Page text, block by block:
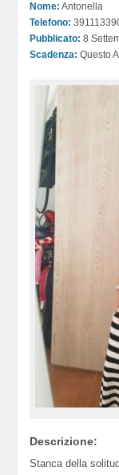
Nome: Antonella
Telefono:
Pubblicato: 8
Scadenza: Questo
Descrizione:
Stanca della